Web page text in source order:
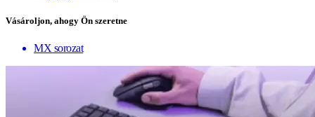
Vásároljon, ahogy Ön szeretne
MX sorozat